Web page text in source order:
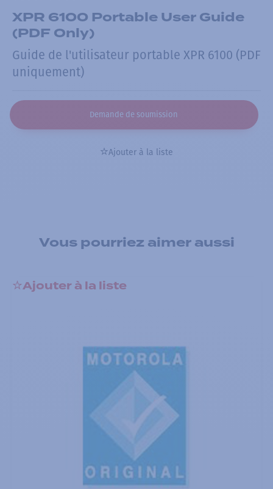
XPR 6100 Portable User Guide
(PDF Only)
Guide de l'utilisateur portable XPR 6100 (PDF
uniquement)
Demande de soumission
Ajouter à la liste
Vous pourriez aimer aussi
Ajouter à la liste